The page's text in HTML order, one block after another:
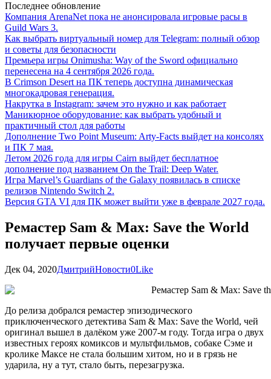
Последнее обновление
Компания ArenaNet пока не анонсировала игровые расы в
Guild Wars 3.
Как выбрать виртуальный номер для Telegram: полный обзор
и советы для безопасности
Премьера игры Onimusha: Way of the Sword официально
перенесена на 4 сентября 2026 года.
В Crimson Desert на ПК теперь доступна динамическая
многокадровая генерация.
Накрутка в Instagram: зачем это нужно и как работает
Маникюрное оборудование: как выбрать удобный и
практичный стол для работы
Дополнение Two Point Museum: Arty-Facts выйдет на консолях
и ПК 7 мая.
Летом 2026 года для игры Cairn выйдет бесплатное
дополнение под названием On the Trail: Deep Water.
Игра Marvel’s Guardians of the Galaxy появилась в списке
релизов Nintendo Switch 2.
Версия GTA VI для ПК может выйти уже в феврале 2027 года.
Ремастер Sam & Max: Save the World
получает первые оценки
Дек 04, 2020ДмитрийНовости0Like
До релиза добрался ремастер эпизодического
приключенческого детектива Sam & Max: Save the World, чей
оригинал вышел в далёком уже 2007-м году. Тогда игра о двух
известных героях комиксов и мультфильмов, собаке Сэме и
кролике Максе не стала большим хитом, но и в грязь не
ударила, ну а тут, стало быть, перезагрузка.